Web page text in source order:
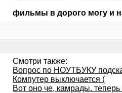
фильмы в дорого могу и
Смотри также:
Вопрос по НОУТБУКУ
Компутер выключается (
Вот оно че, камрады.